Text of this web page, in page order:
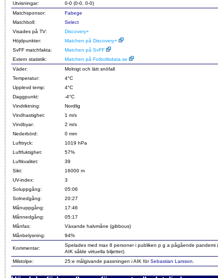
Utvisningar:
0-0 (0-0, 0-0)
Matchsponsor:
Fabege
Matchboll:
Select
Visades på TV:
Discovery+
Höjdpunkter:
Matchen på Discovery+
SvFF matchfakta:
Matchen på SvFF
Extern statistik:
Matchen på Fotbollsdata.se
Väder:
Molnigt och lätt snöfall
Temperatur:
4°C
Upplevd temp:
4°C
Daggpunkt:
-4°C
Vindriktning:
Nordlig
Vindhastighet:
1 m/s
Vindbyar:
2 m/s
Nederbörd:
0 mm
Lufttryck:
1019 hPa
Luftfuktighet:
57%
Luftkvalitet:
39
Sikt:
16000 m
UV-index:
3
Soluppgång:
05:06
Solnedgång:
20:27
Månuppgång:
17:46
Månnedgång:
05:17
Månfas:
Växande halvmåne (gibbous)
Månbelysning:
94%
Kommentar:
Spelades med max 8 personer i publiken p g a pågående pandemi
AIK sålde virtuella biljetter).
Milstolpe:
25:e målgivande passningen i AIK förSebastian Larsson